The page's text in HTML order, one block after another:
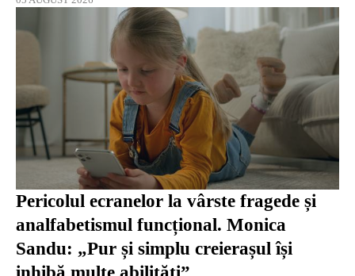
Pericolul ecranelor la vârste fragede și
analfabetismul funcțional. Monica
Sandu: „Pur și simplu creierașul își
inhibă multe abilități”